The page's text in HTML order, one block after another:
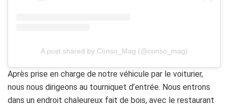
A post shared by Conso_Mag (@conso_mag)
Après prise en charge de notre véhicule par le voiturier,
nous nous dirigeons au tourniquet d’entrée. Nous entrons
dans un endroit chaleureux fait de bois, avec le restaurant